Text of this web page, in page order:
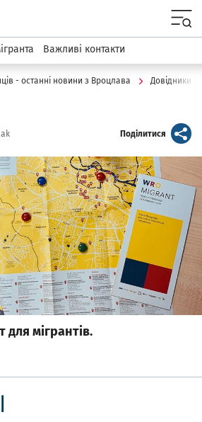
wroclaw.pl
Важливі контакти
- останні новини з Вроцлава Довідники
Поділитися artykuł
для мігрантів.